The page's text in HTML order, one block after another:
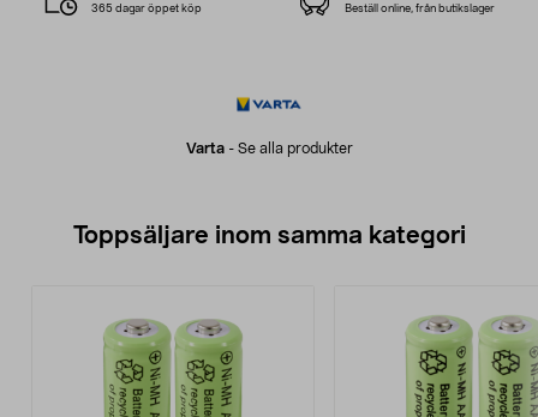
Varta- Se alla produkter
365 dagar öppet köp Beställ online, från butikslager
Toppsäljare inom samma kategori